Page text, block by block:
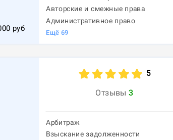
руб
Авторские и смежные права
Административное право
Ещё 69
5
Отзывы 3
Арбитраж
Взыскание задолженности